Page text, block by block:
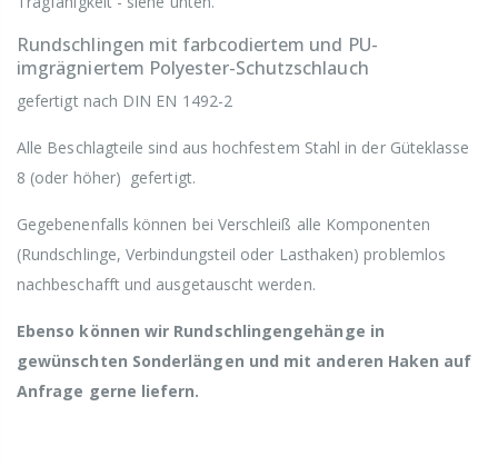
Rundschlingen mit farbcodiertem und PU-
imgrägniertem Polyester-Schutzschlauch
gefertigt nach DIN EN 1492-2
Alle Beschlagteile sind aus hochfestem Stahl in der Güteklasse
8 (oder höher) gefertigt.
Gegebenenfalls können bei Verschleiß alle Komponenten
(Rundschlinge, Verbindungsteil oder Lasthaken) problemlos
nachbeschafft und ausgetauscht werden.
Ebenso können wir Rundschlingengehänge in
gewünschten Sonderlängen und mit anderen Haken auf
Anfrage gerne liefern.